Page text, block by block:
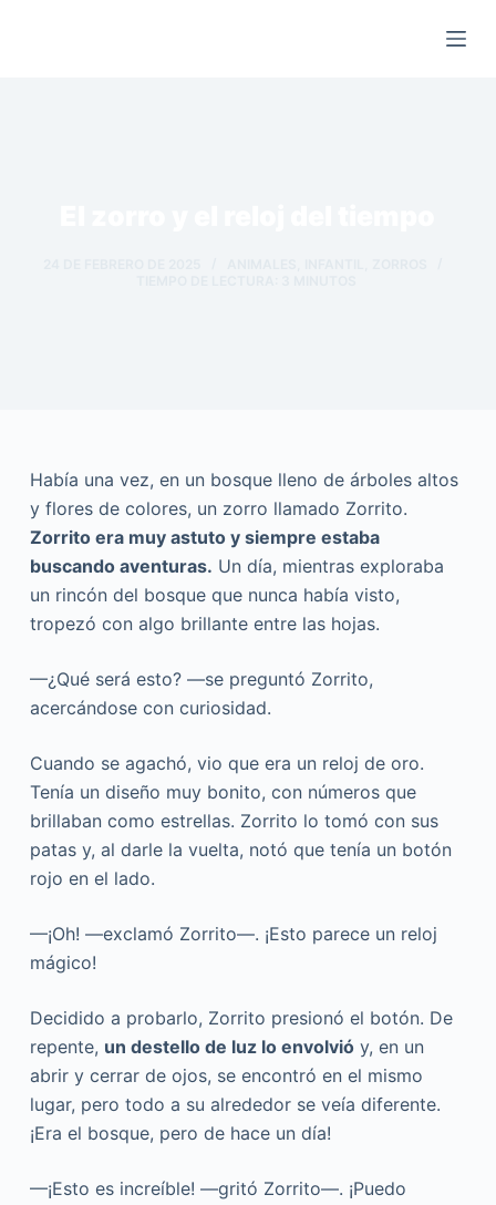
Había una vez, en un bosque lleno de árboles altos
y flores de colores, un zorro llamado Zorrito.
Zorrito era muy astuto y siempre estaba
buscando aventuras. Un día, mientras exploraba
un rincón del bosque que nunca había visto,
tropezó con algo brillante entre las hojas.
—¿Qué será esto? —se preguntó Zorrito,
acercándose con curiosidad.
Cuando se agachó, vio que era un reloj de oro.
Tenía un diseño muy bonito, con números que
brillaban como estrellas. Zorrito lo tomó con sus
patas y, al darle la vuelta, notó que tenía un botón
rojo en el lado.
—¡Oh! —exclamó Zorrito—. ¡Esto parece un reloj
mágico!
Decidido a probarlo, Zorrito presionó el botón. De
repente, un destello de luz lo envolvióy, en un
abrir y cerrar de ojos, se encontró en el mismo
lugar, pero todo a su alrededor se veía diferente.
¡Era el bosque, pero de hace un día!
—¡Esto es increíble! —gritó Zorrito—. ¡Puedo